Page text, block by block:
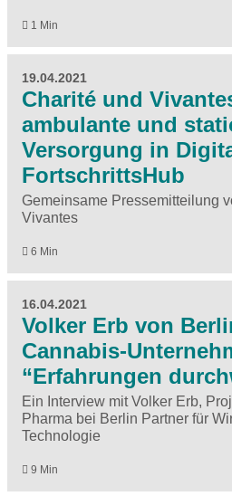
1 Min
19.04.2021
Charité und
ambulante und
Versorgung in
FortschrittsHub
Gemeinsame Pressemitteilung
Vivantes
6 Min
16.04.2021
Volker Erb von
Cannabis-
“Erfahrungen
Ein Interview mit Volker Erb,
Pharma bei Berlin Partner für
Technologie
9 Min